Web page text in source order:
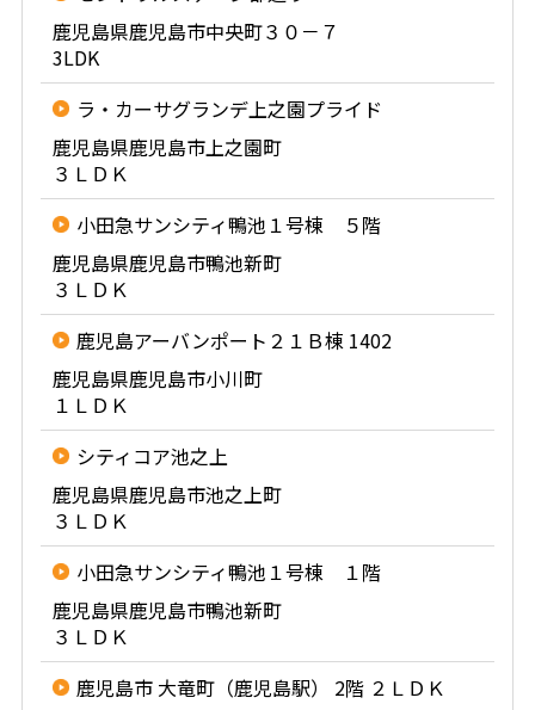
鹿児島県鹿児島市中央町３０－７
3LDK
ラ・カーサグランデ上之園プライド
鹿児島県鹿児島市上之園町
３ＬＤＫ
小田急サンシティ鴨池１号棟 ５階
鹿児島県鹿児島市鴨池新町
３ＬＤＫ
鹿児島アーバンポート２１Ｂ棟 1402
鹿児島県鹿児島市小川町
１ＬＤＫ
シティコア池之上
鹿児島県鹿児島市池之上町
３ＬＤＫ
小田急サンシティ鴨池１号棟 １階
鹿児島県鹿児島市鴨池新町
３ＬＤＫ
鹿児島市 大竜町（鹿児島駅） 2階 ２ＬＤＫ